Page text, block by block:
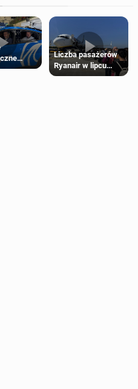
się
Liczba pasażerów
Ryanair w lipcu
pobiła rekord